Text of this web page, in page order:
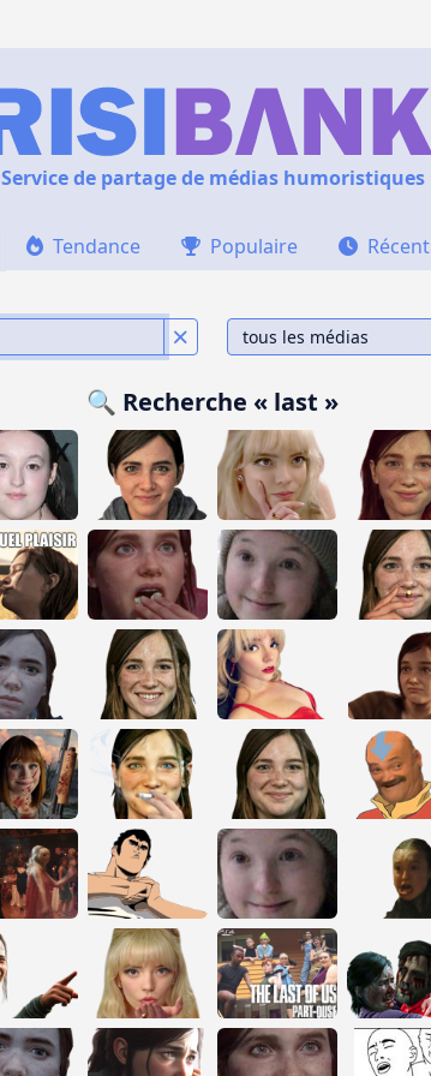
Service de partage de médias humoristiques
Tendance Populaire Récent
🔍 Recherche « last »